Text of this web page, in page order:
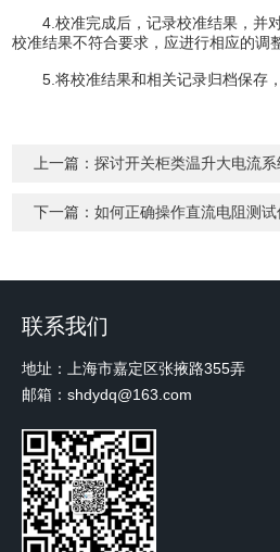
4.校准完成后，记录校准结果，并
校准结果不符合要求，应进行相应的调
5.将校准结果和相关记录归档保存，
上一篇：探讨开关柜类温升大电流
下一篇：如何正确操作直流电阻测
联系我们
地址：上海市嘉定区张掖路355弄
邮箱：shdydq@163.com